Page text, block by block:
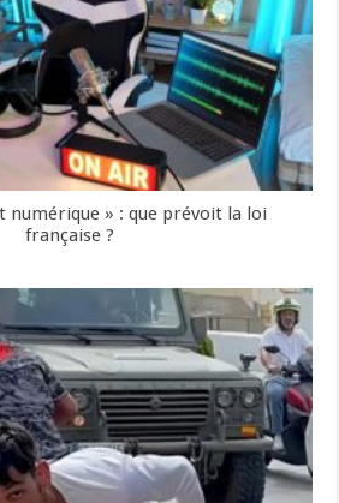
numérique » : que prévoit la loi
française ?